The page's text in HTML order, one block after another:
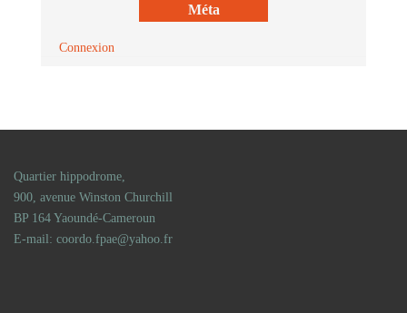
Méta
Connexion
Quartier hippodrome,
900, avenue Winston Churchill
BP 164 Yaoundé-Cameroun
E-mail: coordo.fpae@yahoo.fr